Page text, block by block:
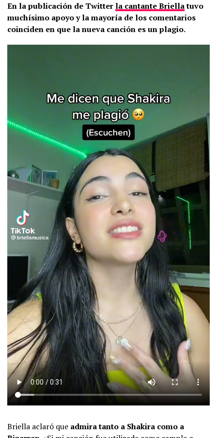
En la publicación de Twitter la cantante Briellatuvo
muchísimo apoyo y la mayoría de los comentarios
coinciden en que la nueva canción es un plagio.
Briella aclaró que admira tanto a Shakira como a